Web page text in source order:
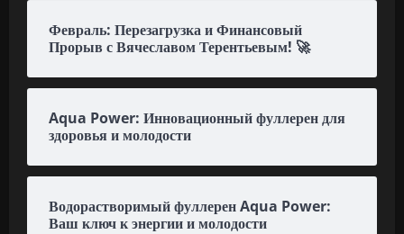
Февраль: Перезагрузка и Финансовый
Прорыв с Вячеславом Терентьевым! 🚀
Aqua Power: Инновационный фуллерен для
здоровья и молодости
Водорастворимый фуллерен Aqua Power:
Ваш ключ к энергии и молодости